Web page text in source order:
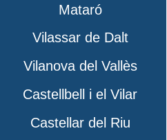
Mataró
Vilassar de Dalt
Vilanova del Vallès
Castellbell i el Vilar
Castellar del Riu